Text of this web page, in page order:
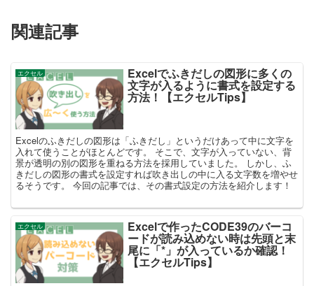
関連記事
エクセル Excelでふきだしの図形に多くの
文字が入るように書式を設定する
方法！【エクセルTips】
Excelのふきだしの図形は「ふきだし」というだけあって中に文字を
入れて使うことがほとんどです。 そこで、文字が入っていない、背
景が透明の別の図形を重ねる方法を採用していました。 しかし、ふ
きだしの図形の書式を設定すれば吹き出しの中に入る文字数を増やせ
るそうです。 今回の記事では、その書式設定の方法を紹介します！
エクセル Excelで作ったCODE39のバーコ
ードが読み込めない時は先頭と末
尾に「*」が入っているか確認！
【エクセルTips】